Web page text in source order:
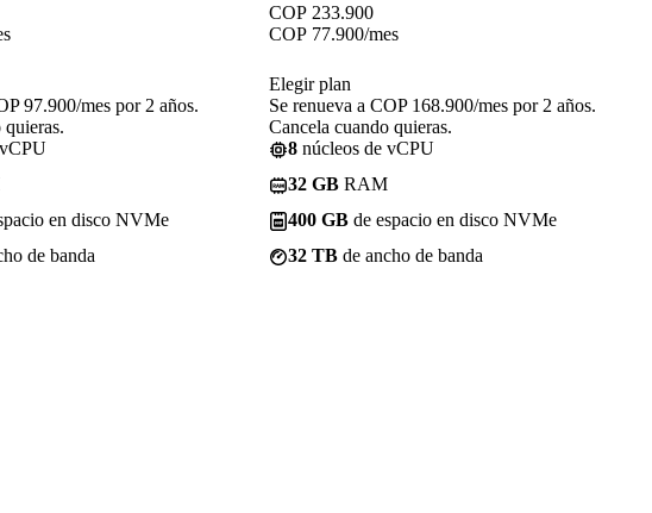
97.900/mes por 2 años.
quieras.
en disco NVMe
de banda
COP 233.900
COP 77.900/mes
Elegir plan
Se renueva a COP 168.900/mes por 2 años.
Cancela cuando quieras.
8 núcleos de vCPU
32 GB RAM
400 GB de espacio en disco NVMe
32 TB de ancho de banda